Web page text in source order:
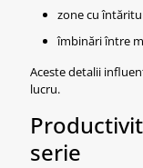
zone cu
îmbinări între
Aceste detalii
lucru.
serie